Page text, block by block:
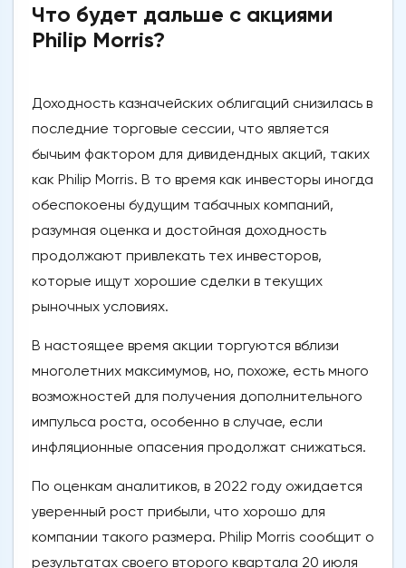
Что будет дальше с акциями
Philip Morris?
Доходность казначейских облигаций снизилась в
последние торговые сессии, что является
бычьим фактором для дивидендных акций, таких
как Philip Morris. В то время как инвесторы иногда
обеспокоены будущим табачных компаний,
разумная оценка и достойная доходность
продолжают привлекать тех инвесторов,
которые ищут хорошие сделки в текущих
рыночных условиях.
В настоящее время акции торгуются вблизи
многолетних максимумов, но, похоже, есть много
возможностей для получения дополнительного
импульса роста, особенно в случае, если
инфляционные опасения продолжат снижаться.
По оценкам аналитиков, в 2022 году ожидается
уверенный рост прибыли, что хорошо для
компании такого размера. Philip Morris сообщит о
результатах своего второго квартала 20 июля